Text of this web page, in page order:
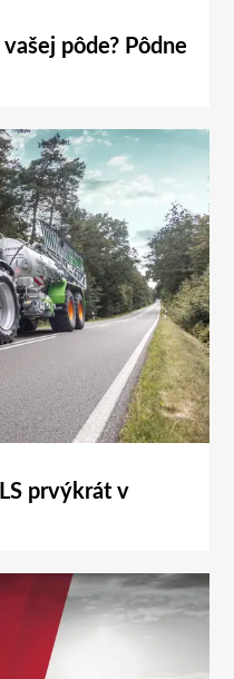
pôde? Pôdne
prvýkrát v